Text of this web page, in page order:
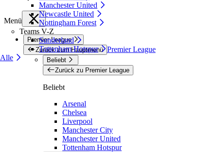
Manchester United
Newcastle United
Nottingham Forest
Teams V-Z
Sunderland
Tottenham Hotspur
Alle
Menü
Premier League
Zurück zum Hauptmenü Premier League
Beliebt
Zurück zu Premier League
Beliebt
Arsenal
Chelsea
Liverpool
Manchester City
Manchester United
Tottenham Hotspur